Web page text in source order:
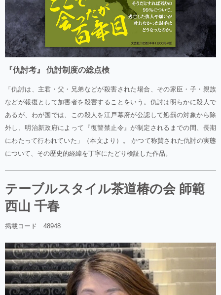
『仇討考』 仇討制度の総点検
「仇討は、主君・父・兄弟などが殺害された場合、その家臣・子・親族
などが報復として加害者を殺害することをいう。仇討は明らかに殺人で
あるが、わが国では、この殺人を江戸幕府が公認して処罰の対象から除
外し、明治新政府によって『復讐禁止令』が制定されるまでの間、長期
にわたって行われていた」（本文より）。 かつて称賛された仇討の実態
について、その歴史的経緯を丁寧にたどり検証した作品。
テーブルスタイル茶道椿の会 師範
西山 千春
掲載コード 48948